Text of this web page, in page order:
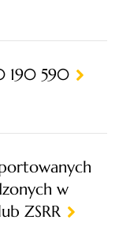
190 590
w
ZSRR